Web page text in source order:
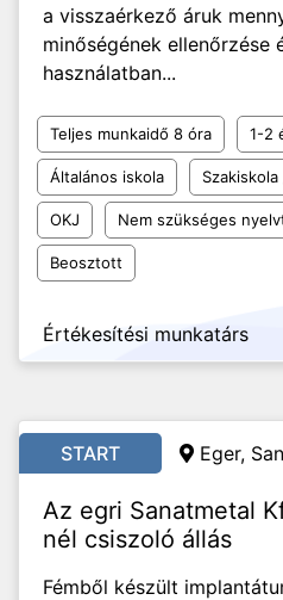
a visszaérkező áruk
minőségének ellenőrzése
használatban...
Teljes munkaidő 8 óra 1-2
Általános iskola
OKJ Nem szükséges
Beosztott
Értékesítési munkatárs
START Eger,
Az egri Sanatmetal
nél csiszoló állás
Fémből készült